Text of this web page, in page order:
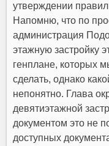
утверждении
Напомню, что по
администрация
этажную застройку
генплане, которых
сделать, однако
непонятно. Глава
девятиэтажной
документом это не
доступных